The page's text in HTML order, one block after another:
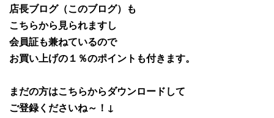
店長ブログ（このブログ）も
こちらから見られますし
会員証も兼ねているので
お買い上げの１％のポイントも付きます。
まだの方はこちらからダウンロードして
ご登録くださいね～！↓